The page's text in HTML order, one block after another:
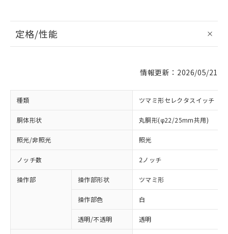
定格/性能
情報更新：2026/05/21
種類 ツマミ形セレクタスイッチ
胴体形状 丸胴形(φ22/25mm共用)
照光/非照光 照光
ノッチ数 2ノッチ
操作部 操作部形状 ツマミ形
操作部色 白
透明/不透明 透明